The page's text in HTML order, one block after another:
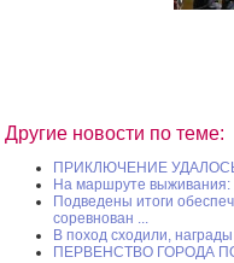
Другие новости по теме:
ПРИКЛЮЧЕНИЕ
На маршруте выживания:
Подведены итоги
соревнован ...
В поход сходили,
ПЕРВЕНСТВО ГОРОДА